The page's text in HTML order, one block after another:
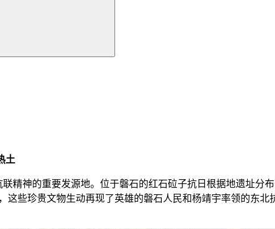
土
精神的重要发源地。位于磐石的红石砬子抗日根据地遗址分
些珍贵文物生动再现了英雄的磐石人民和杨靖宇率领的东北